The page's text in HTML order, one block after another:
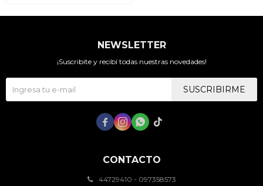
CONTACTO
44729410 - 097358573
NEWSLETTER
¡Suscribite y recibí todas nuestras novedades!
SUSCRIBIRME
   